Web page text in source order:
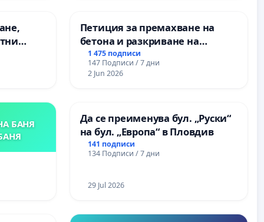
на
Петиция за премахване на
бетона и разкриване на
античното сърце на
Могиланската могила във
Враца
1 475 подписи
147 Подписи / 7 дни
2 Jun 2026
БАНЯ
Да се преименува бул. „Руски“
на бул. „Европа“ в Пловдив
141 подписи
134 Подписи / 7 дни
29 Jul 2026